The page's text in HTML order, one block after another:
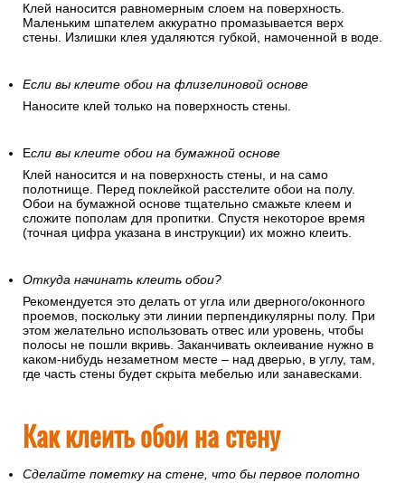
Клей наносится равномерным слоем на поверхность.
Маленьким шпателем аккуратно промазывается верх
стены. Излишки клея удаляются губкой, намоченной в воде.
Если вы клеите обои на флизелиновой основе
Наносите клей только на поверхность стены.
Если вы клеите обои на бумажной основе
Клей наносится и на поверхность стены, и на само
полотнище. Перед поклейкой расстелите обои на полу.
Обои на бумажной основе тщательно смажьте клеем и
сложите пополам для пропитки. Спустя некоторое время
(точная цифра указана в инструкции) их можно клеить.
Откуда начинать клеить обои?
Рекомендуется это делать от угла или дверного/оконного
проемов, поскольку эти линии перпендикулярны полу. При
этом желательно использовать отвес или уровень, чтобы
полосы не пошли вкривь. Заканчивать оклеивание нужно в
каком-нибудь незаметном месте – над дверью, в углу, там,
где часть стены будет скрыта мебелью или занавесками.
Как клеить обои на стену
Сделайте пометку на стене, что бы первое полотно